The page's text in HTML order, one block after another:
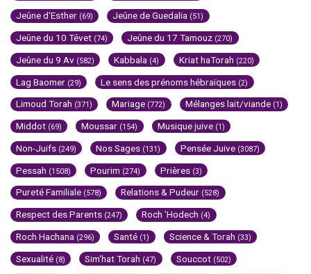
Jeûne d'Esther (69) Jeûne de Guedalia (51)
Jeûne du 10 Tévet (74) Jeûne du 17 Tamouz (270)
Jeûne du 9 Av (582) Kabbala (4) Kriat haTorah (220)
Lag Baomer (29) Le sens des prénoms hébraïques (2)
Limoud Torah (371) Mariage (772) Mélanges lait/viande (1)
Middot (69) Moussar (154) Musique juive (1)
Non-Juifs (249) Nos Sages (131) Pensée Juive (3087)
Pessah (1508) Pourim (274) Prières (3)
Pureté Familiale (578) Relations & Pudeur (528)
Respect des Parents (247) Roch 'Hodech (4)
Roch Hachana (296) Santé (1) Science & Torah (33)
Sexualité (8) Sim'hat Torah (47) Souccot (502)